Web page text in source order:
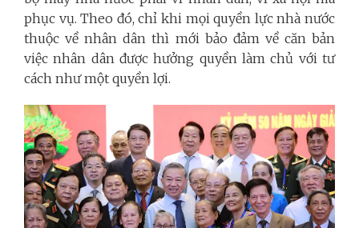
phục vụ. Theo đó, chỉ khi mọi quyền lực nhà nước
thuộc về nhân dân thì mới bảo đảm về căn bản
việc nhân dân được hưởng quyền làm chủ với tư
cách như một quyền lợi.